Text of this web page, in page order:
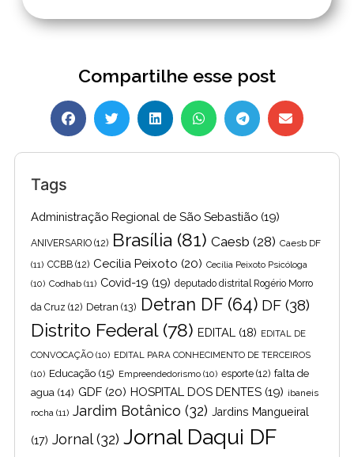
Compartilhe esse post
Tags
Administração Regional de São Sebastião (19)
ANIVERSARIO (12) Brasília (81) Caesb (28) Caesb DF
(11) CCBB (12) Cecilia Peixoto (20) Cecília Peixoto Psicóloga
(10) Codhab (11) Covid-19 (19) deputado distrital Rogério Morro
da Cruz (12) Detran (13) Detran DF(64) DF (38)
Distrito Federal(78) EDITAL (18) EDITAL DE
CONVOCAÇÃO (10) EDITAL PARA CONHECIMENTO DE TERCEIROS
(10) Educação (15) Empreendedorismo (10) esporte (12) falta de
agua (14) GDF (20) HOSPITAL DOS DENTES (19) ibaneis
rocha (11) Jardim Botânico (32) Jardins Mangueiral
(17) Jornal(32) Jornal Daqui DF